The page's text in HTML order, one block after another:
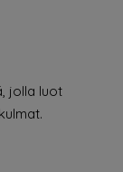
jolla luot